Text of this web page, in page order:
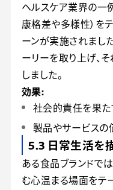
ヘルスケア業界の一
康格差や多様性）を
ーンが実施されまし
ーリーを取り上げ、
しました。
効果:
社会的責任を果
製品やサービス
5.3 日常生活を
ある食品ブランドで
む心温まる場面をテ